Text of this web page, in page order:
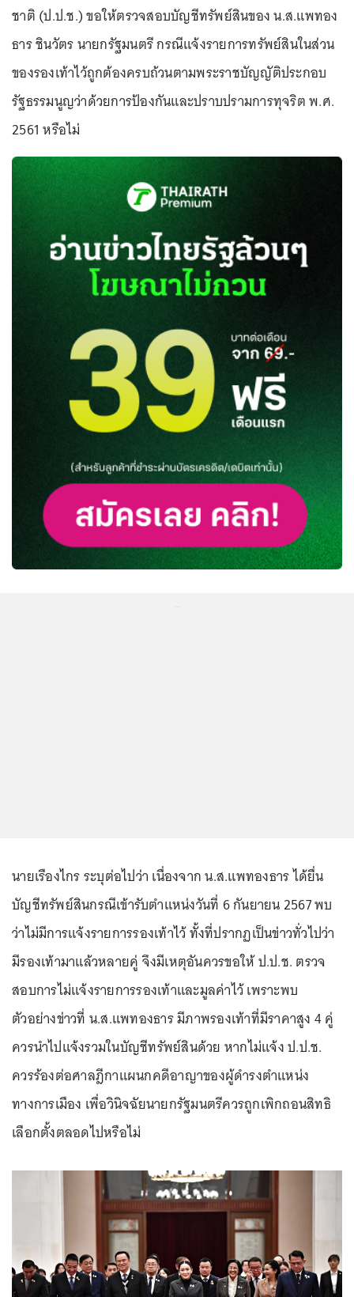
ชาติ (ป.ป.ช.) ขอให้ตรวจสอบบัญชีทรัพย์สินของ น.ส.แพทอง
ธาร ชินวัตร นายกรัฐมนตรี กรณีแจ้งรายการทรัพย์สินในส่วน
ของรองเท้าไว้ถูกต้องครบถ้วนตามพระราชบัญญัติประกอบ
รัฐธรรมนูญว่าด้วยการป้องกันและปราบปรามการทุจริต พ.ศ.
2561 หรือไม่
นายเรืองไกร ระบุต่อไปว่า เนื่องจาก น.ส.แพทองธาร ได้ยื่น
บัญชีทรัพย์สินกรณีเข้ารับตำแหน่งวันที่ 6 กันยายน 2567 พบ
ว่าไม่มีการแจ้งรายการรองเท้าไว้ ทั้งที่ปรากฏเป็นข่าวทั่วไปว่า
มีรองเท้ามาแล้วหลายคู่ จึงมีเหตุอันควรขอให้ ป.ป.ช. ตรวจ
สอบการไม่แจ้งรายการรองเท้าและมูลค่าไว้ เพราะพบ
ตัวอย่างข่าวที่ น.ส.แพทองธาร มีภาพรองเท้าที่มีราคาสูง 4 คู่
ควรนำไปแจ้งรวมในบัญชีทรัพย์สินด้วย หากไม่แจ้ง ป.ป.ช.
ควรร้องต่อศาลฎีกาแผนกคดีอาญาของผู้ดำรงตำแหน่ง
ทางการเมือง เพื่อวินิจฉัยนายกรัฐมนตรีควรถูกเพิกถอนสิทธิ
เลือกตั้งตลอดไปหรือไม่